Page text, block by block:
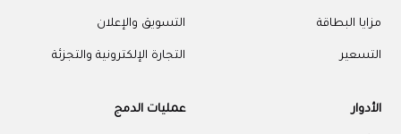
مزايا البطاقة
التسعير
التسويق والإعلان
التجارة الإلكترونية والتجزئة
الأدوار عمليات الدمج